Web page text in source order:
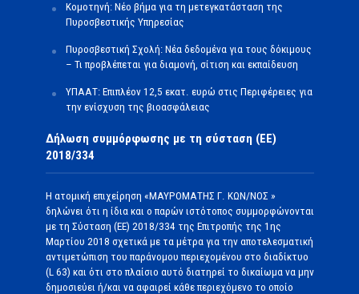
Κομοτηνή: Νέο βήμα για τη μετεγκατάσταση της
Πυροσβεστικής Υπηρεσίας
Πυροσβεστική Σχολή: Νέα δεδομένα για τους δόκιμους
– Τι προβλέπεται για διαμονή, σίτιση και εκπαίδευση
ΥΠΑΑΤ: Επιπλέον 12,5 εκατ. ευρώ στις Περιφέρειες για
την ενίσχυση της βιοασφάλειας
Δήλωση συμμόρφωσης με τη σύσταση (ΕΕ)
2018/334
Η ατομική επιχείρηση «ΜΑΥΡΟΜΑΤΗΣ Γ. ΚΩΝ/ΝΟΣ »
δηλώνει ότι η ίδια και ο παρών ιστότοπος συμμορφώνονται
με τη Σύσταση (ΕΕ) 2018/334 της Επιτροπής της 1ης
Μαρτίου 2018 σχετικά με τα μέτρα για την αποτελεσματική
αντιμετώπιση του παράνομου περιεχομένου στο διαδίκτυο
(L 63) και ότι στο πλαίσιο αυτό διατηρεί το δικαίωμα να μην
δημοσιεύει ή/και να αφαιρεί κάθε περιεχόμενο το οποίο